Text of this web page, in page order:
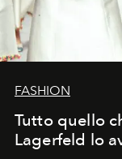
FASHION
Tutto quello
Lagerfeld lo